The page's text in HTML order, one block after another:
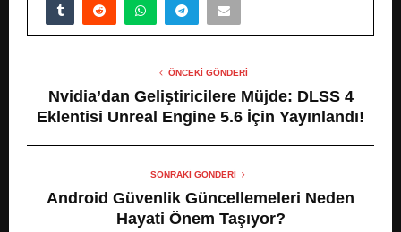
ÖNCEKI GÖNDERI
Nvidia’dan Geliştiricilere Müjde: DLSS 4
Eklentisi Unreal Engine 5.6 İçin Yayınlandı!
SONRAKI GÖNDERI
Android Güvenlik Güncellemeleri Neden
Hayati Önem Taşıyor?